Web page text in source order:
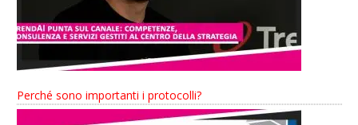
Perché sono importanti i protocolli?